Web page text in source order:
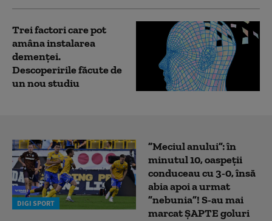
Trei factori care pot
amâna instalarea
demenţei.
Descoperirile făcute de
un nou studiu
DIGI SPORT
”Meciul anului”: în
minutul 10, oaspeții
conduceau cu 3-0, însă
abia apoi a urmat
”nebunia”! S-au mai
marcat ȘAPTE goluri